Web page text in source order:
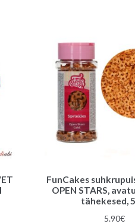
FunCakes
OPEN STARS,
tähekesed,
5.90€